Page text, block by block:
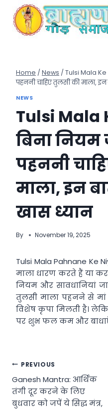
content
Home / News / Tulsi Mala Ke
पहननी चाहिए तुलसी की माला,
NEWS
Tulsi Mala
बिना नियम
पहननी
माला, इन
खास ध्यान
By November 19, 2025
Tulsi Mala Pahnane
माला धारण करते हैं या
नियम और सावधानियां
तुलसी माला पहनने से मां
विशेष कृपा मिलती है।
पर शुभ फल कम और
Post
navigation
PREVIOUS
Ganesh Mantra: आर्थिक
तंगी दूर करने के लिए
बुधवार को जपें ये सिद्ध मंत्र,